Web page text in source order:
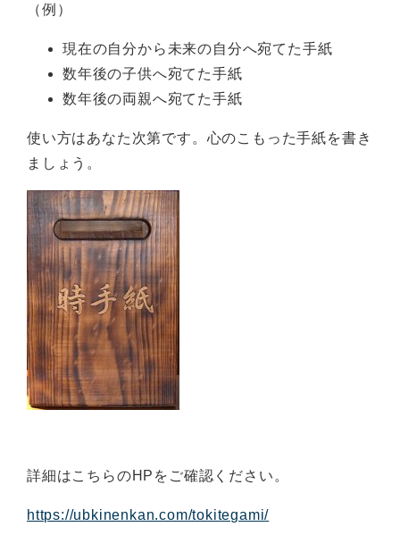
（例）
現在の自分から未来の自分へ宛てた手紙
数年後の子供へ宛てた手紙
数年後の両親へ宛てた手紙
使い方はあなた次第です。心のこもった手紙を書き
ましょう。
詳細はこちらのHPをご確認ください。
https://ubkinenkan.com/tokitegami/